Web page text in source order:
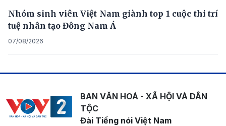
Nhóm sinh viên Việt Nam giành top 1 cuộc thi trí
tuệ nhân tạo Đông Nam Á
07/08/2026
BAN VĂN HOÁ - XÃ HỘI VÀ DÂN
TỘC
Đài Tiếng nói Việt Nam